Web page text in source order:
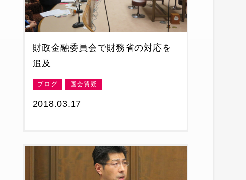
財政金融委員会で財務省の対応を
追及
ブログ 国会質疑
2018.03.17